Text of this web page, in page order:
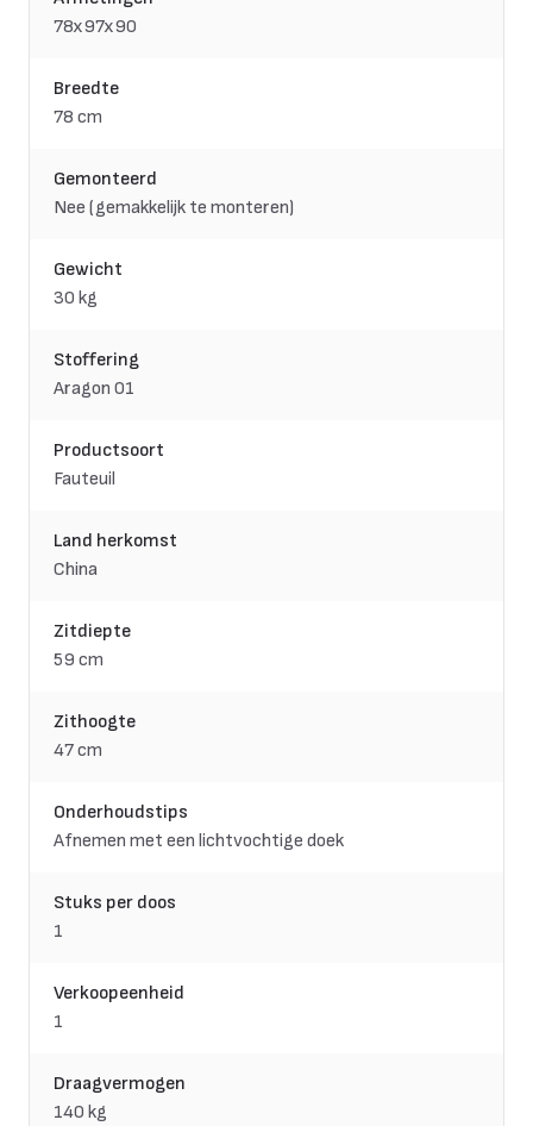
78x97x90
Breedte
78 cm
Gemonteerd
Nee (gemakkelijk te monteren)
Gewicht
30 kg
Stoffering
Aragon 01
Productsoort
Fauteuil
Land herkomst
China
Zitdiepte
59 cm
Zithoogte
47 cm
Onderhoudstips
Afnemen met een lichtvochtige doek
Stuks per doos
1
Verkoopeenheid
1
Draagvermogen
140 kg